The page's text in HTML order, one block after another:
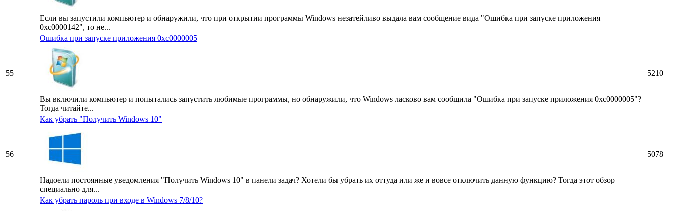
Если вы запустили компьютер и обнаружили, что при открытии программы Windows незатейливо выдала вам сообщение вида "Ошибка при запуске приложения
0xc0000142", то не...
55
Ошибка при запуске приложения 0xc0000005
Вы включили компьютер и попытались запустить любимые программы, но обнаружили, что Windows ласково вам сообщила "Ошибка при запуске приложения 0xc0000005"?
Тогда читайте...
5210
56
Как убрать "Получить Windows 10"
Надоели постоянные уведомления "Получить Windows 10" в панели задач? Хотели бы убрать их оттуда или же и вовсе отключить данную функцию? Тогда этот обзор
специально для...
5078
Как убрать пароль при входе в Windows 7/8/10?